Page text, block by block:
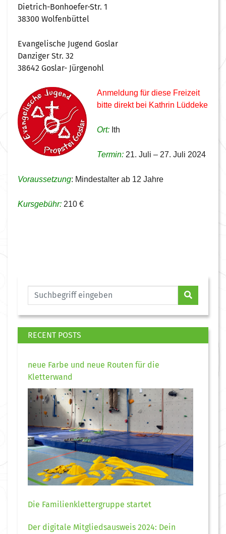
Dietrich-Bonhoefer-Str. 1
38300 Wolfenbüttel
Evangelische Jugend Goslar
Danziger Str. 32
38642 Goslar- Jürgenohl
Anmeldung für diese Freizeit
bitte direkt bei Kathrin Lüddeke
Ort: Ith
Termin: 21. Juli – 27. Juli 2024
Voraussetzung: Mindestalter ab 12 Jahre
Kursgebühr: 210 €
RECENT POSTS
neue Farbe und neue Routen für die
Kletterwand
Die Familienklettergruppe startet
Der digitale Mitgliedsausweis 2024: Dein